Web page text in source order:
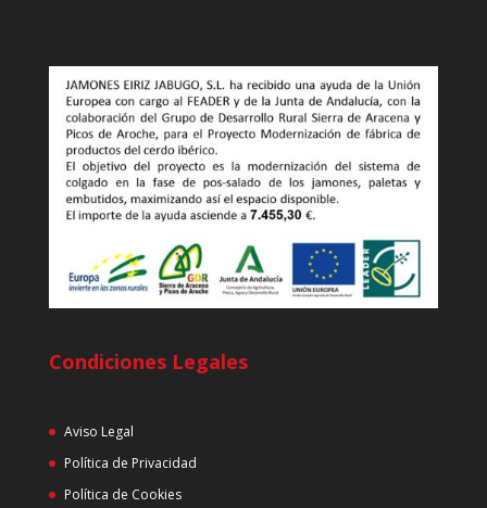
Condiciones Legales
Aviso Legal
Política de Privacidad
Política de Cookies